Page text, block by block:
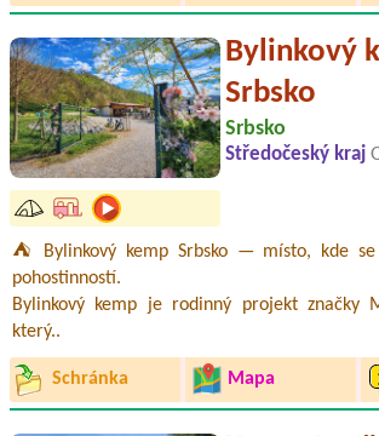
Bylinkový
Srbsko
Srbsko
Středočeský kraj
⛺ Bylinkový kemp Srbsko — místo, kde
pohostinností.
Bylinkový kemp je rodinný projekt značky
který..
Schránka Mapa